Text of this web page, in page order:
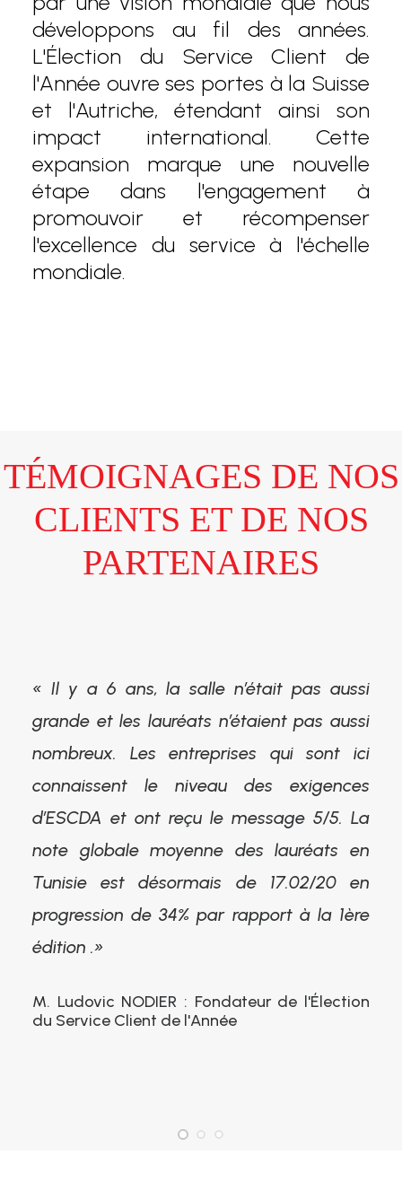
développons au fil des années.
L'Élection du Service Client de
l'Année ouvre ses portes à la Suisse
et l'Autriche, étendant ainsi son
impact international. Cette
expansion marque une nouvelle
étape dans l'engagement à
promouvoir et récompenser
l'excellence du service à l'échelle
mondiale.
TÉMOIGNAGES DE NOS
CLIENTS ET DE NOS
PARTENAIRES
« Il y a 6 ans, la salle n’était pas aussi
grande et les lauréats n’étaient pas aussi
nombreux. Les entreprises qui sont ici
connaissent le niveau des exigences
d’ESCDA et ont reçu le message 5/5. La
note globale moyenne des lauréats en
Tunisie est désormais de 17.02/20 en
progression de 34% par rapport à la 1ère
édition .»
M. Ludovic NODIER : Fondateur de l'Élection
du Service Client de l'Année